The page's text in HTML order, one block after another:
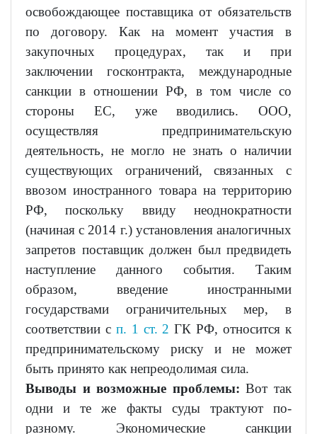
освобождающее поставщика от обязательств
по договору. Как на момент участия в
закупочных процедурах, так и при
заключении госконтракта, международные
санкции в отношении РФ, в том числе со
стороны ЕС, уже вводились. ООО,
осуществляя предпринимательскую
деятельность, не могло не знать о наличии
существующих ограничений, связанных с
ввозом иностранного товара на территорию
РФ, поскольку ввиду неоднократности
(начиная с 2014 г.) установления аналогичных
запретов поставщик должен был предвидеть
наступление данного события. Таким
образом, введение иностранными
государствами ограничительных мер, в
соответствии с п. 1 ст. 2 ГК РФ, относится к
предпринимательскому риску и не может
быть принято как непреодолимая сила.
Выводы и возможные проблемы:Вот так
одни и те же факты суды трактуют по-
разному. Экономические санкции